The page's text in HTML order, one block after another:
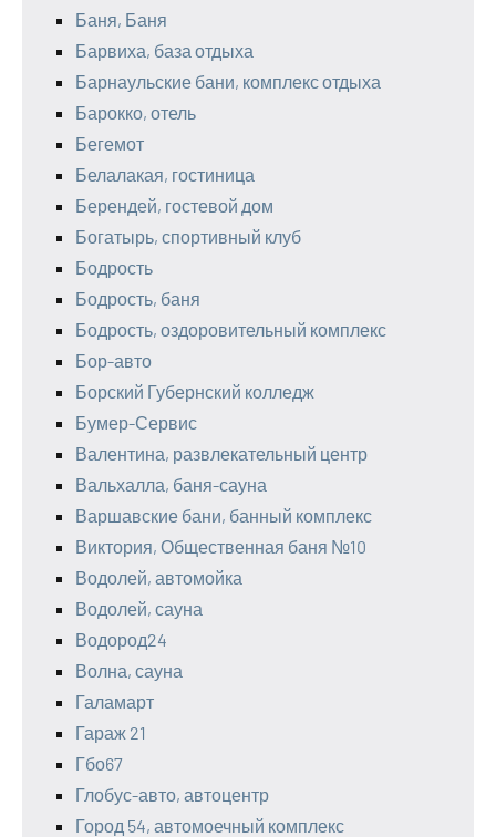
Баня, Баня
Барвиха, база отдыха
Барнаульские бани, комплекс отдыха
Барокко, отель
Бегемот
Белалакая, гостиница
Берендей, гостевой дом
Богатырь, спортивный клуб
Бодрость
Бодрость, баня
Бодрость, оздоровительный комплекс
Бор-авто
Борский Губернский колледж
Бумер-Сервис
Валентина, развлекательный центр
Вальхалла, баня-сауна
Варшавские бани, банный комплекс
Виктория, Общественная баня №10
Водолей, автомойка
Водолей, сауна
Водород24
Волна, сауна
Галамарт
Гараж 21
Гбо67
Глобус-авто, автоцентр
Город 54, автомоечный комплекс